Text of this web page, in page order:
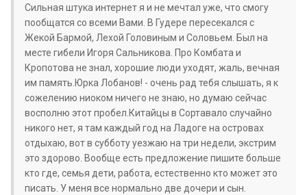
Сильная штука интернет я и не мечтал уже, что смогу
пообщатся со всеми Вами. В Гудере пересекался с
Жекой Бармой, Лехой Головиным и Соловьем. Был на
месте гибели Игоря Сальникова. Про Комбата и
Кропотова не знал, хорошие люди уходят, жаль, вечная
им память.Юрка Лобанов! - очень рад тебя слышать, я к
сожелению ниоком ничего не знаю, но думаю сейчас
восполню этот пробел.Китайцы в Сортавало случайно
никого нет, я там каждый год на Ладоге на островах
отдыхаю, вот в субботу уезжаю на три недели, экстрим
это здорово. Вообще есть предложение пишите больше
кто где, семья дети, работа, естественно кто может это
писать. У меня все нормально две дочери и сын.